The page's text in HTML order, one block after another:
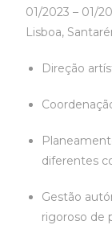
01/2023 – 01/
Lisboa,
Direção
diferentes
Gestão
rigoroso de